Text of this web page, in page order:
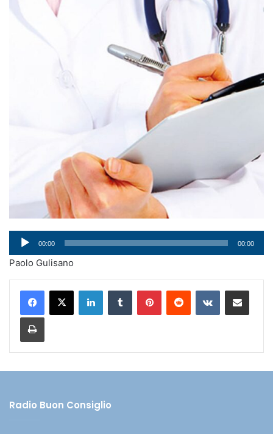
Audio
Player
00:00 00:00
Paolo Gulisano
Radio Buon Consiglio